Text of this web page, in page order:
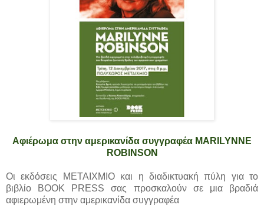
Αφιέρωμα στην αμερικανίδα συγγραφέα MARILYNNE
ROBINSON
Οι εκδόσεις ΜΕΤΑΙΧΜΙΟ και η διαδικτυακή πύλη για το
βιβλίο BOOK PRESS σας προσκαλούν σε μια βραδιά
αφιερωμένη στην αμερικανίδα συγγραφέα